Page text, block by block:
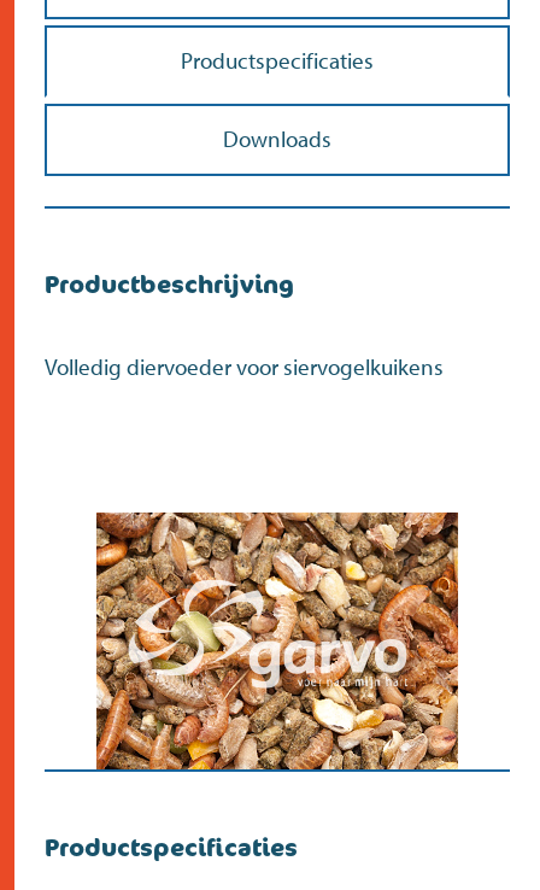
Menno’s Dierenwereld>
Productspecificaties
Downloads
Productbeschrijving
Volledig diervoeder voor siervogelkuikens
Productspecificaties